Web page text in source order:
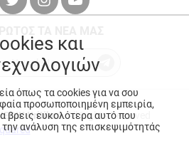
Kritikos. All Rights Reserved
και
όπως τα cookies για να σου
προσωποποιημένη εμπειρία,
βρεις ευκολότερα αυτό που
ανάλυση της επισκεψιμότητάς